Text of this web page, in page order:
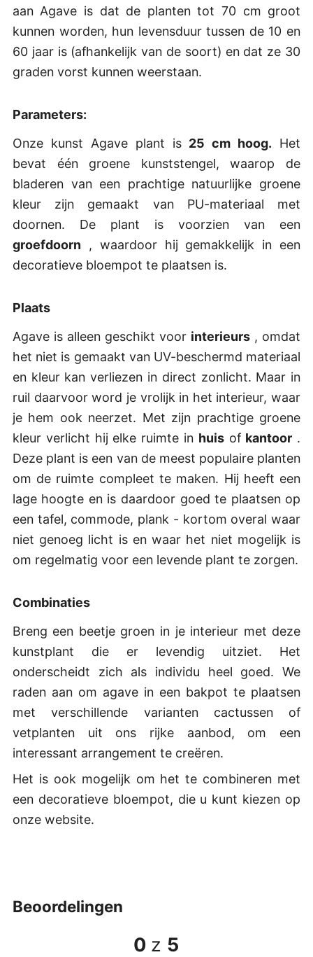
aan Agave is dat de planten tot 70 cm groot
kunnen worden, hun levensduur tussen de 10 en
60 jaar is (afhankelijk van de soort) en dat ze 30
graden vorst kunnen weerstaan.
Parameters:
Onze kunst Agave plant is 25 cm hoog. Het
bevat één groene kunststengel, waarop de
bladeren van een prachtige natuurlijke groene
kleur zijn gemaakt van PU-materiaal met
doornen. De plant is voorzien van een
groefdoorn , waardoor hij gemakkelijk in een
decoratieve bloempot te plaatsen is.
Plaats
Agave is alleen geschikt voor interieurs , omdat
het niet is gemaakt van UV-beschermd materiaal
en kleur kan verliezen in direct zonlicht. Maar in
ruil daarvoor word je vrolijk in het interieur, waar
je hem ook neerzet. Met zijn prachtige groene
kleur verlicht hij elke ruimte in huisof kantoor .
Deze plant is een van de meest populaire planten
om de ruimte compleet te maken. Hij heeft een
lage hoogte en is daardoor goed te plaatsen op
een tafel, commode, plank - kortom overal waar
niet genoeg licht is en waar het niet mogelijk is
om regelmatig voor een levende plant te zorgen.
Combinaties
Breng een beetje groen in je interieur met deze
kunstplant die er levendig uitziet. Het
onderscheidt zich als individu heel goed. We
raden aan om agave in een bakpot te plaatsen
met verschillende varianten cactussen of
vetplanten uit ons rijke aanbod, om een
interessant arrangement te creëren.
Het is ook mogelijk om het te combineren met
een decoratieve bloempot, die u kunt kiezen op
onze website.
beoordelingen
0 z 5